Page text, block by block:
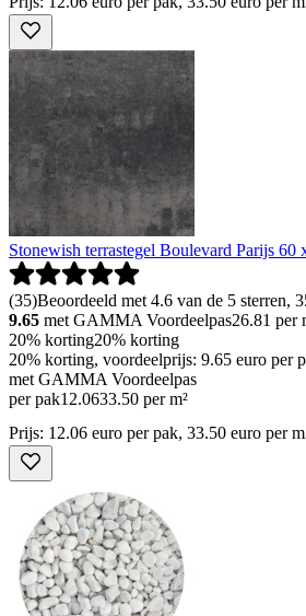
Stonewish terrastegel Boulevard Parijs 60
(35)Beoordeeld met 4.6 van de 5 sterren,
9.65 met GAMMA Voordeelpas26.81 per
20% korting20% korting
20% korting, voordeelprijs: 9.65 euro per
met GAMMA Voordeelpas
per pak12.0633.50 per m²
Prijs: 12.06 euro per pak, 33.50 euro per